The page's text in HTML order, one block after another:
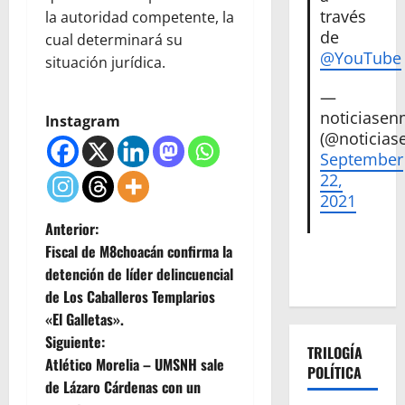
la autoridad competente, la
cual determinará su
situación jurídica.
Instagram
N
a
v
e
g
Anterior:
Fiscal de M8choacán confirma la
detención de líder delincuencial
de Los Caballeros Templarios
«El Galletas».
Siguiente:
Atlético Morelia – UMSNH sale
de Lázaro Cárdenas con un
través
de
@YouTube
—
September
22,
2021
TRILOGÍA
POLÍTICA